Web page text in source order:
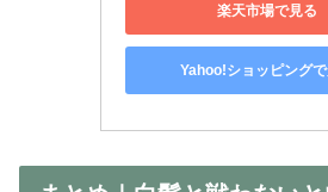
楽天市場で見る
Yahoo!ショッピング